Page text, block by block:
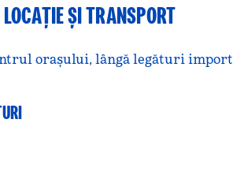
LOCAȚIE ȘI TRANSPORT
orașului, lângă legături